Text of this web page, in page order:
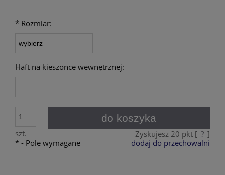
* Rozmiar:
Haft na kieszonce wewnętrznej:
szt.
do koszyka
Zyskujesz 20 pkt [ ? ]
dodaj do przechowalni
* - Pole wymagane